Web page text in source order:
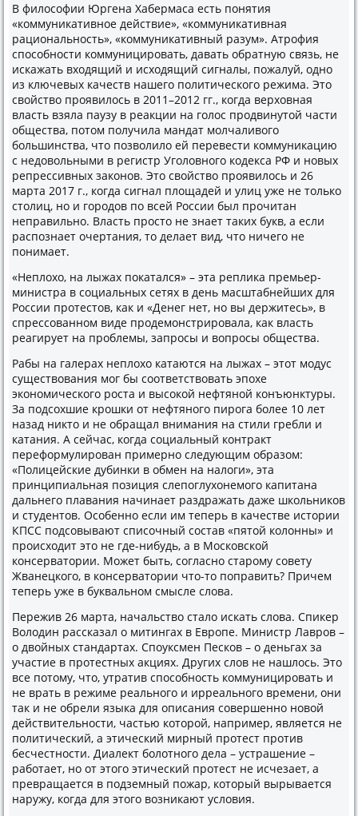
В философии Юргена Хабермаса есть понятия
«коммуникативное действие», «коммуникативная
рациональность», «коммуникативный разум». Атрофия
способности коммуницировать, давать обратную связь, не
искажать входящий и исходящий сигналы, пожалуй, одно
из ключевых качеств нашего политического режима. Это
свойство проявилось в 2011–2012 гг., когда верховная
власть взяла паузу в реакции на голос продвинутой части
общества, потом получила мандат молчаливого
большинства, что позволило ей перевести коммуникацию
с недовольными в регистр Уголовного кодекса РФ и новых
репрессивных законов. Это свойство проявилось и 26
марта 2017 г., когда сигнал площадей и улиц уже не только
столиц, но и городов по всей России был прочитан
неправильно. Власть просто не знает таких букв, а если
распознает очертания, то делает вид, что ничего не
понимает.
«Неплохо, на лыжах покатался» – эта реплика премьер-
министра в социальных сетях в день масштабнейших для
России протестов, как и «Денег нет, но вы держитесь», в
спрессованном виде продемонстрировала, как власть
реагирует на проблемы, запросы и вопросы общества.
Рабы на галерах неплохо катаются на лыжах – этот модус
существования мог бы соответствовать эпохе
экономического роста и высокой нефтяной конъюнктуры.
За подсохшие крошки от нефтяного пирога более 10 лет
назад никто и не обращал внимания на стили гребли и
катания. А сейчас, когда социальный контракт
переформулирован примерно следующим образом:
«Полицейские дубинки в обмен на налоги», эта
принципиальная позиция слепоглухонемого капитана
дальнего плавания начинает раздражать даже школьников
и студентов. Особенно если им теперь в качестве истории
КПСС подсовывают списочный состав «пятой колонны» и
происходит это не где-нибудь, а в Московской
консерватории. Может быть, согласно старому совету
Жванецкого, в консерватории что-то поправить? Причем
теперь уже в буквальном смысле слова.
Пережив 26 марта, начальство стало искать слова. Спикер
Володин рассказал о митингах в Европе. Министр Лавров –
о двойных стандартах. Споуксмен Песков – о деньгах за
участие в протестных акциях. Других слов не нашлось. Это
все потому, что, утратив способность коммуницировать и
не врать в режиме реального и ирреального времени, они
так и не обрели языка для описания совершенно новой
действительности, частью которой, например, является не
политический, а этический мирный протест против
бесчестности. Диалект болотного дела – устрашение –
работает, но от этого этический протест не исчезает, а
превращается в подземный пожар, который вырывается
наружу, когда для этого возникают условия.